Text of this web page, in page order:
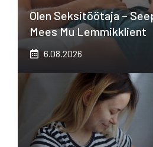
Olen Seksitöötaja –
Mees Mu Lemmikklient
6.08.2026